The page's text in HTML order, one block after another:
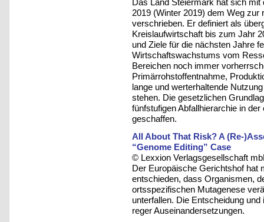
Das Land Steiermark hat sich
2019 (Winter 2019) dem Weg
verschrieben. Er definiert als
Kreislaufwirtschaft bis zum Jahr
und Ziele für die nächsten Jahre
Wirtschaftswachstums vom
Bereichen noch immer
Primärrohstoffentnahme,
lange und werterhaltende
stehen. Die gesetzlichen
fünfstufigen Abfallhierarchie in
geschaffen.
All About That Risk? A (Re-
“Genome Editing” Case
© Lexxion Verlagsgesellschaft
Der Europäische Gerichtshof hat
entschieden, dass Organismen,
ortsspezifischen Mutagenese
unterfallen. Die Entscheidung
reger Auseinandersetzungen.